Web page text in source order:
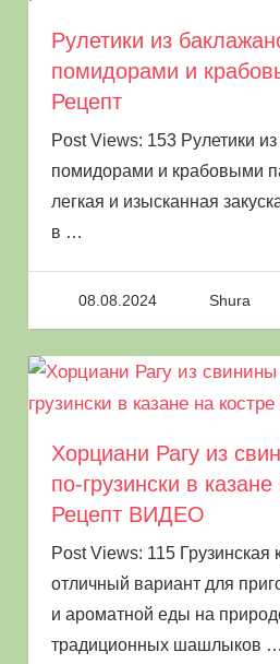
Рулетики из
помидорами и
Рецепт
Post Views: 153 Рулетики
помидорами и крабовыми
легкая и изысканная
в …
08.08.2024 Shura
Хорциани Рагу из
по-грузински в
Рецепт ВИДЕО
Post Views: 115 Грузинская
отличный вариант для
и ароматной еды на
традиционных шашлыков …